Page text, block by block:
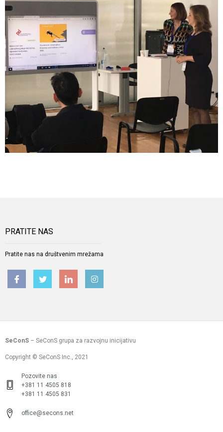
PRATITE NAS
Pratite nas na društvenim mrežama
SeConS – SeConS grupa za razvojnu inicijativu
Copyright © SeConS Inc., 2021
Pozovite nas
+381 11 4505 818
+381 11 4505 831
office@secons.net